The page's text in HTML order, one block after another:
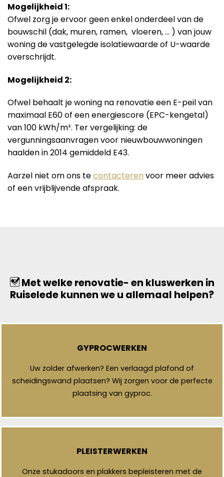
Mogelijkheid 1:
Ofwel zorg je ervoor geen enkel onderdeel van de
bouwschil (dak, muren, ramen, vloeren, … ) van jouw
woning de vastgelegde isolatiewaarde of U-waarde
overschrijdt.
Mogelijkheid 2:
Ofwel behaalt je woning na renovatie een E-peil van
maximaal E60 of een energiescore (EPC-kengetal)
van 100 kWh/m². Ter vergelijking: de
vergunningsaanvragen voor nieuwbouwwoningen
haalden in 2014 gemiddeld E43.
Aarzel niet om ons tecontacteren voor meer advies
of een vrijblijvende afspraak.
Met welke renovatie- en kluswerken in
Ruiselede kunnen we u allemaal helpen?
GYPROCWERKEN
Uw zolder afwerken? Een verlaagd plafond of
scheidingswand plaatsen? Wij zorgen voor de perfecte
plaatsing van gyproc.
PLEISTERWERKEN
Onze stukadoors en plakkers bepleisteren met de